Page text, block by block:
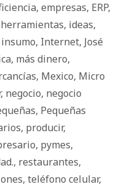
, empresas, ERP,
herramientas, ideas,
insumo, Internet, José
, más dinero,
, Mexico, Micro
, negocio, negocio
, Pequeñas
, producir,
, pymes,
, restaurantes,
, teléfono celular,